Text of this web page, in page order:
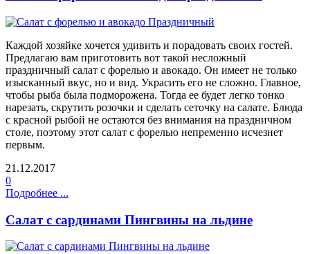
Каждой хозяйке хочется удивить и порадовать своих гостей.
Предлагаю вам приготовить вот такой несложный
праздничный салат с форелью и авокадо. Он имеет не только
изысканный вкус, но и вид. Украсить его не сложно. Главное,
чтобы рыба была подморожена. Тогда ее будет легко тонко
нарезать, скрутить розочки и сделать сеточку на салате. Блюда
с красной рыбой не остаются без внимания на праздничном
столе, поэтому этот салат с форелью непременно исчезнет
первым.
21.12.2017
0
Подробнее ...
Салат с сардинами Пингвины на льдине